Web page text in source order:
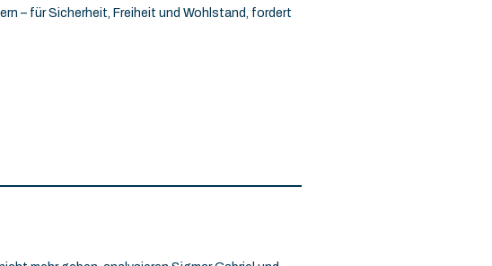
– für Sicherheit, Freiheit und Wohlstand, fordert